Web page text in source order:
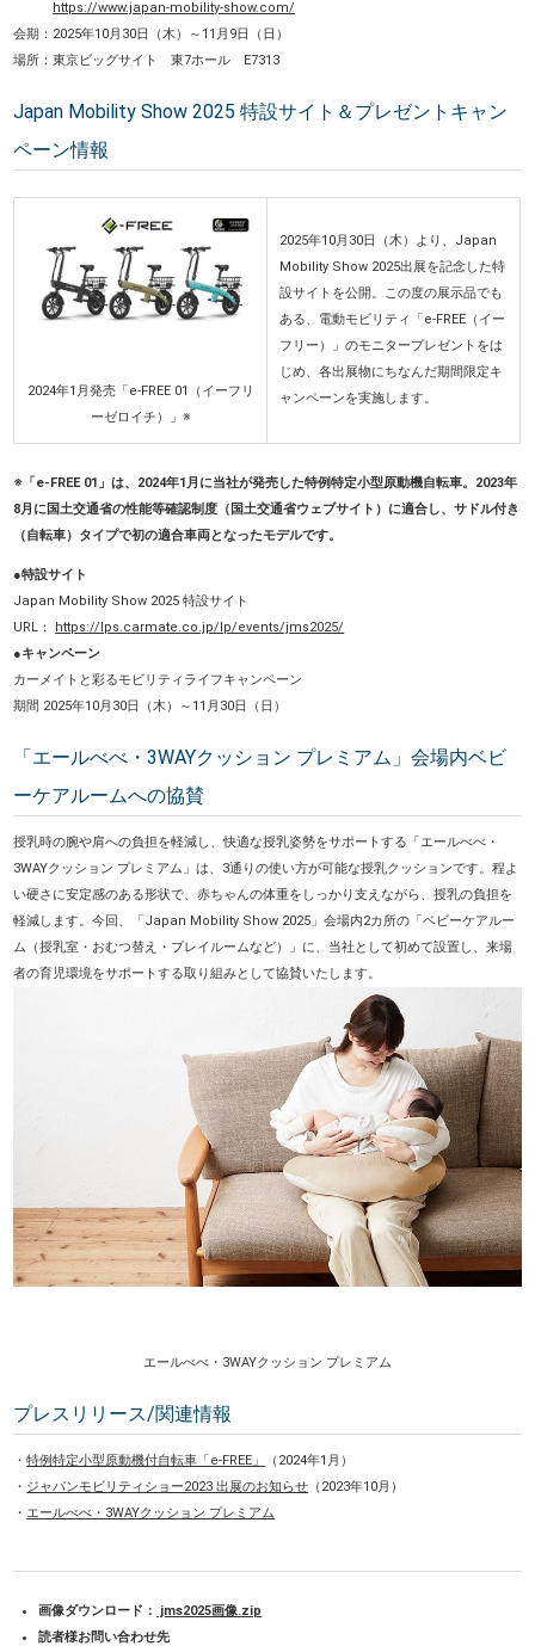
https://www.japan-mobility-show.com/
会期：2025年10月30日（木）～11月9日（日）
場所：東京ビッグサイト 東7ホール E7313
Japan Mobility Show 2025 特設サイト＆プレゼントキャン
ペーン情報
2024年1月発売「e-FREE 01（イーフリ
ーゼロイチ）」※
2025年10月30日（木）より、Japan
Mobility Show 2025出展を記念した特
設サイトを公開。この度の展示品でも
ある、電動モビリティ「e-FREE（イー
フリー）」のモニタープレゼントをは
じめ、各出展物にちなんだ期間限定キ
ャンペーンを実施します。
※「e-FREE 01」は、2024年1月に当社が発売した特例特定小型原動機自転車。2023年
8月に国土交通省の性能等確認制度（国土交通省ウェブサイト）に適合し、サドル付き
（自転車）タイプで初の適合車両となったモデルです。
●特設サイト
Japan Mobility Show 2025 特設サイト
URL： https://lps.carmate.co.jp/lp/events/jms2025/
●キャンペーン
カーメイトと彩るモビリティライフキャンペーン
期間 2025年10月30日（木）～11月30日（日）
「エールべべ・3WAYクッション プレミアム」会場内ベビ
ーケアルームへの協賛
授乳時の腕や肩への負担を軽減し、快適な授乳姿勢をサポートする「エールべべ・
3WAYクッション プレミアム」は、3通りの使い方が可能な授乳クッションです。程よ
い硬さに安定感のある形状で、赤ちゃんの体重をしっかり支えながら、授乳の負担を
軽減します。今回、「Japan Mobility Show 2025」会場内2カ所の「ベビーケアルー
ム（授乳室・おむつ替え・プレイルームなど）」に、当社として初めて設置し、来場
者の育児環境をサポートする取り組みとして協賛いたします。
エールべべ・3WAYクッション プレミアム
プレスリリース/関連情報
・特例特定小型原動機付自転車「e-FREE」
（2024年1月）
・ ジャパンモビリティショー2023 出展のお知らせ （2023年10月）
・エールべべ・3WAYクッション プレミアム
画像ダウンロード：
jms2025画像.zip
読者様お問い合わせ先